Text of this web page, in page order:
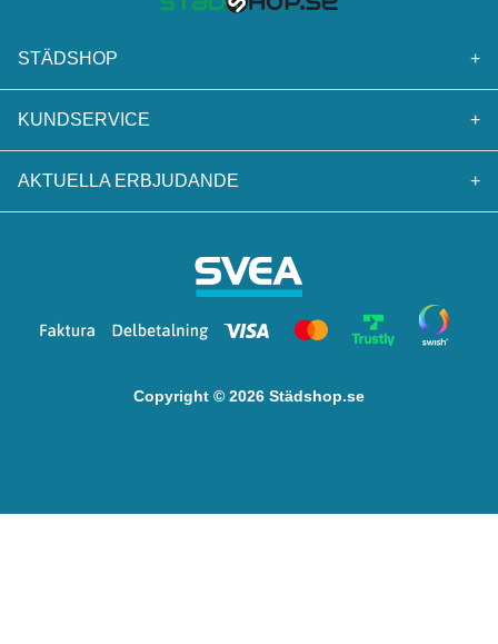
STÄDSHOP +
KUNDSERVICE +
AKTUELLA ERBJUDANDE +
Copyright © 2026 Städshop.se